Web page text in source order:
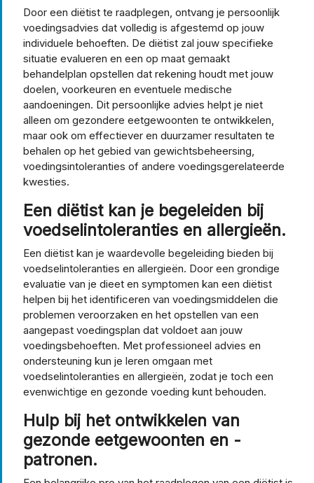
Door een diëtist te raadplegen, ontvang je persoonlijk
voedingsadvies dat volledig is afgestemd op jouw
individuele behoeften. De diëtist zal jouw specifieke
situatie evalueren en een op maat gemaakt
behandelplan opstellen dat rekening houdt met jouw
doelen, voorkeuren en eventuele medische
aandoeningen. Dit persoonlijke advies helpt je niet
alleen om gezondere eetgewoonten te ontwikkelen,
maar ook om effectiever en duurzamer resultaten te
behalen op het gebied van gewichtsbeheersing,
voedingsintoleranties of andere voedingsgerelateerde
kwesties.
Een diëtist kan je begeleiden bij
voedselintoleranties en allergieën.
Een diëtist kan je waardevolle begeleiding bieden bij
voedselintoleranties en allergieën. Door een grondige
evaluatie van je dieet en symptomen kan een diëtist
helpen bij het identificeren van voedingsmiddelen die
problemen veroorzaken en het opstellen van een
aangepast voedingsplan dat voldoet aan jouw
voedingsbehoeften. Met professioneel advies en
ondersteuning kun je leren omgaan met
voedselintoleranties en allergieën, zodat je toch een
evenwichtige en gezonde voeding kunt behouden.
Hulp bij het ontwikkelen van
gezonde eetgewoonten en -
patronen.